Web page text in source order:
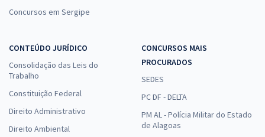
Concursos em Sergipe
CONTEÚDO JURÍDICO
Consolidação das Leis do
Trabalho
Constituição Federal
Direito Administrativo
Direito Ambiental
CONCURSOS MAIS
PROCURADOS
SEDES
PC DF - DELTA
PM AL - Polícia Militar do Estado
de Alagoas